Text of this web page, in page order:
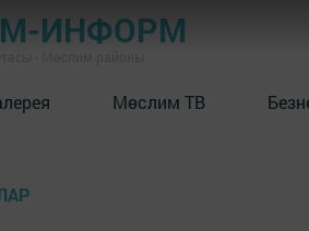
ИНФОРМ
Мөслим ТВ